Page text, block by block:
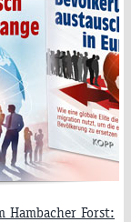
Hambacher Forst: